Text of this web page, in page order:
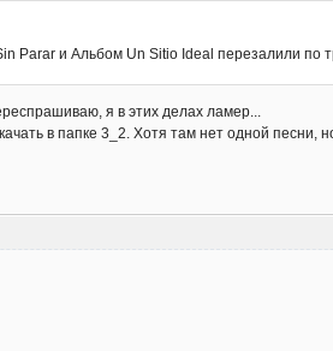
Parar и Альбом Un Sitio Ideal перезалили по
я в этих делах ламер...
в папке 3_2. Хотя там нет одной песни,